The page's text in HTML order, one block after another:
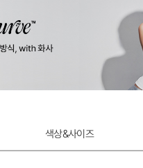
색상&사이즈